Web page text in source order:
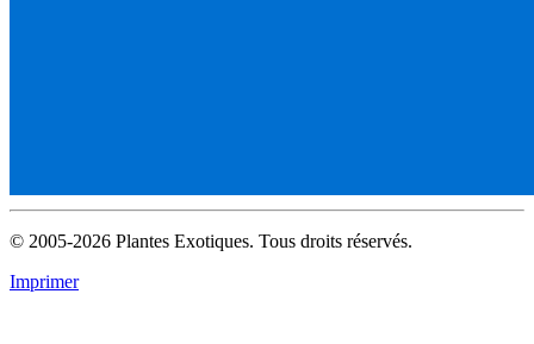
© 2005-2026 Plantes Exotiques. Tous droits réservés.
Imprimer